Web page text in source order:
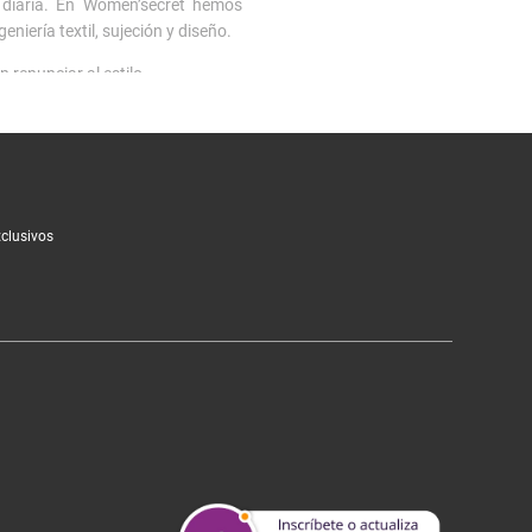
En Women’secret hemos
textil, sujeción y diseño.
renunciar al estilo.
para looks especiales y
para durar y mantener su
Para momentos de descanso,